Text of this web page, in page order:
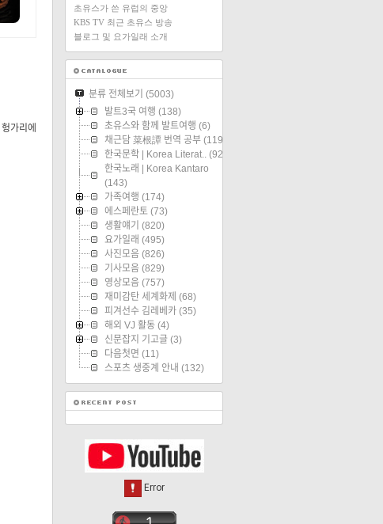
헝가리에
초유스가 쓴 유럽의 중앙
KBS TV 최근 초유스 방송
블로그 및 요가일래 소개
분류 전체보기 (5003)
발트3국 여행 (138)
초유스와 함께 발트여행 (6)
채근담 菜根譚 번역 공부 (119)
한국문학 | Korea Literat.. (92)
한국노래 | Korea Kantaro
(143)
가족여행 (174)
에스페란토 (73)
생활얘기 (820)
요가일래 (495)
사진모음 (826)
기사모음 (829)
영상모음 (757)
재미감탄 세계화제 (68)
피겨선수 김레베카 (35)
해외 VJ 활동 (4)
신문잡지 기고글 (3)
다음첫면 (11)
스포츠 생중계 안내 (132)